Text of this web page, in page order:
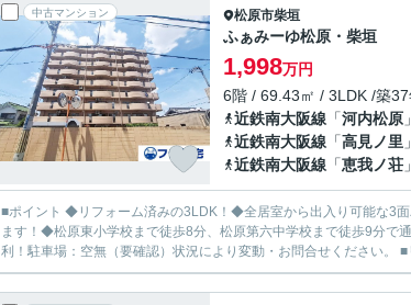
中古マンション 松原市柴垣
ふぁみーゆ松原・柴垣
1,998万円
6階 / 69.43㎡ / 3LDK /築
近鉄南大阪線 「河内松原
近鉄南大阪線 「高見ノ里
近鉄南大阪線 「恵我ノ荘
■ポイント ◆リフォーム済みの3LDK！◆全居室から出入り可能な3
ます！◆松原東小学校まで徒歩8分、松原第六中学校まで徒歩9分で
利！駐車場：空無（要確認）状況により変動・お問合せください。